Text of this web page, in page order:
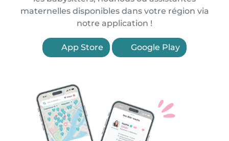
maternelles disponibles dans votre région via
notre application !
App Store Google Play